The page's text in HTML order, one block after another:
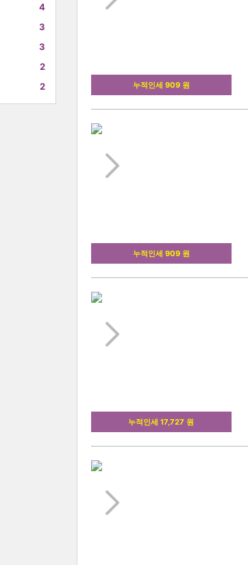
4
3
3
2
2 누적인세 909 원
누적인세 909 원
누적인세 17,727 원